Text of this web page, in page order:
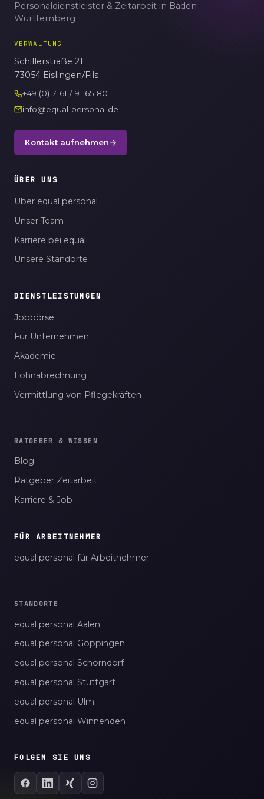
Personaldienstleister & Zeitarbeit in Baden-
Württemberg
VERWALTUNG
Schillerstraße 21
73054 Eislingen/Fils
+49 (0) 7161 / 91 65 80
info@equal-personal.de
Kontakt aufnehmen
ÜBER UNS
Über equal personal
Unser Team
Karriere bei equal
Unsere Standorte
DIENSTLEISTUNGEN
Jobbörse
Für Unternehmen
Akademie
Lohnabrechnung
Vermittlung von Pflegekräften
RATGEBER & WISSEN
Blog
Ratgeber Zeitarbeit
Karriere & Job
FÜR ARBEITNEHMER
equal personal für Arbeitnehmer
STANDORTE
equal personal Aalen
equal personal Göppingen
equal personal Schorndorf
equal personal Stuttgart
equal personal Ulm
equal personal Winnenden
FOLGEN SIE UNS